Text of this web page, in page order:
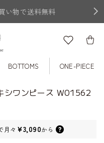
い物で送料無料
BOTTOMS ONE-PIECE
シワンピース W01562
月々 ¥3,090から